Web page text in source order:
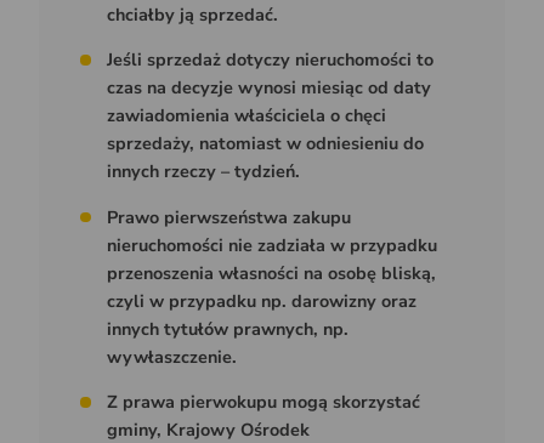
chciałby ją sprzedać.
Jeśli sprzedaż dotyczy nieruchomości to
czas na decyzje wynosi miesiąc od daty
zawiadomienia właściciela o chęci
sprzedaży, natomiast w odniesieniu do
innych rzeczy – tydzień.
Prawo pierwszeństwa zakupu
nieruchomości nie zadziała w przypadku
przenoszenia własności na osobę bliską,
czyli w przypadku np. darowizny oraz
innych tytułów prawnych, np.
wywłaszczenie.
Z prawa pierwokupu mogą skorzystać
gminy, Krajowy Ośrodek